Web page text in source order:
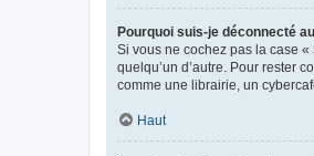
Pourquoi suis-je déconnecté
Si vous ne cochez pas la case
quelqu’un d’autre. Pour rester
comme une librairie, un
Haut